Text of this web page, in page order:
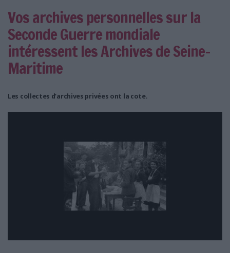
Vos archives personnelles sur la
Seconde Guerre mondiale
intéressent les Archives de Seine-
Maritime
Les collectes d’archives privées ont la cote.